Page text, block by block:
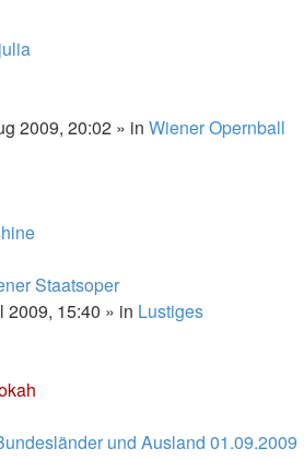
2009, 20:02 » in Wiener Opernball
Staatsoper
2009, 15:40 » in Lustiges
und Ausland 01.09.2009